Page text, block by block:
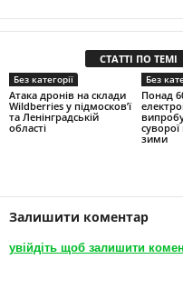
СТАТТІ ПО ТЕМІ
Без категорії
Атака дронів на склади
Wildberries у підмосков’ї
та Ленінградській
області
Без
Понад
зими
Залишити коментар
увійдіть щоб залишити